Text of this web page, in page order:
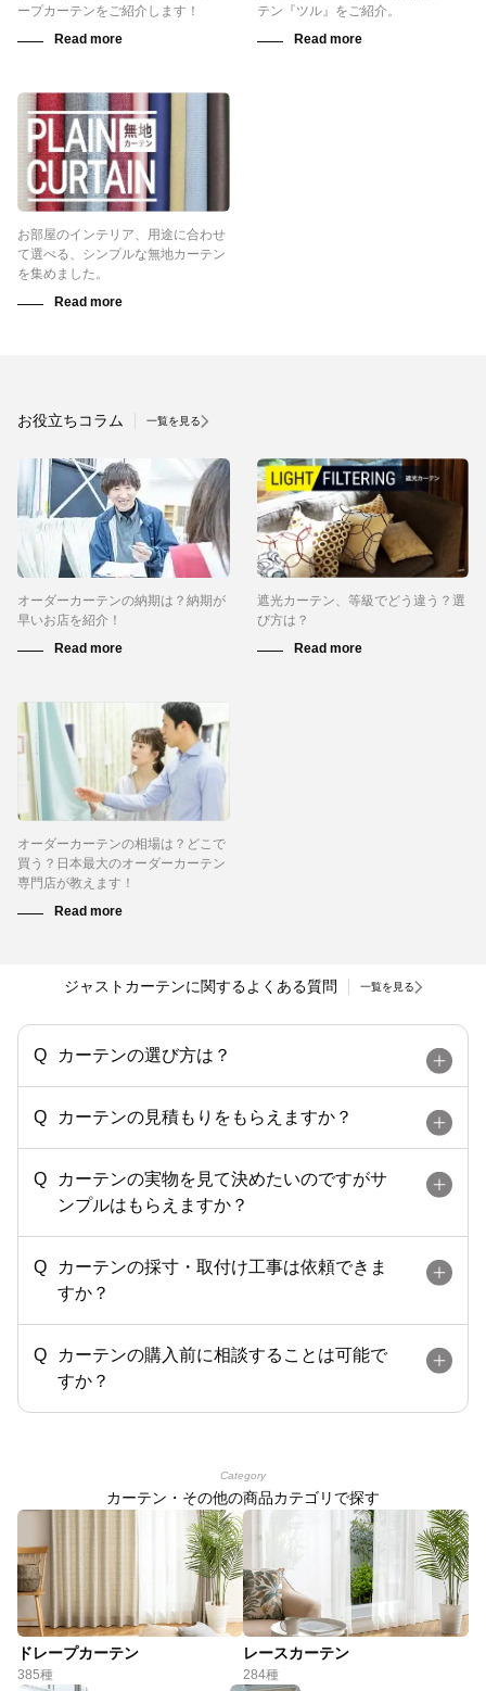
ープカーテンをご紹介します！
テン『ツル』をご紹介。
お部屋のインテリア、用途に合わせ
て選べる、シンプルな無地カーテン
を集めました。
お役立ちコラム 一覧を見る
オーダーカーテンの納期は？納期が
早いお店を紹介！
遮光カーテン、等級でどう違う？選
び方は？
オーダーカーテンの相場は？どこで
買う？日本最大のオーダーカーテン
専門店が教えます！
ジャストカーテンに関するよくある質問 一覧を見る
カーテンの選び方は？
カーテンの見積もりをもらえますか？
カーテンの実物を見て決めたいのですがサ
ンプルはもらえますか？
カーテンの採寸・取付け工事は依頼できま
すか？
カーテンの購入前に相談することは可能で
すか？
Category
カーテン・その他の商品カテゴリで探す
ドレープカーテン
385種
レースカーテン
284種